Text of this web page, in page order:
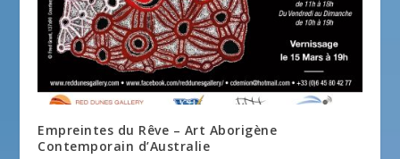
Empreintes du Rêve – Art Aborigène
Contemporain d’Australie